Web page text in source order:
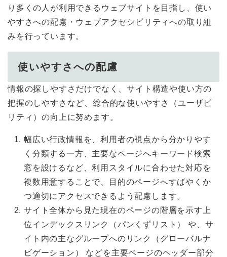
り多くの人が利用できるウェブサイトを目指し、使い
やすさへの配慮・ウェブアクセシビリティへの取り組
みを行っています。
使いやすさへの配慮
情報の探しやすさだけでなく、サイト構造や使い方の
把握のしやすさなど、総合的な使いやすさ（ユーザビ
リティ）の向上に努めます。
幅広い行政情報を、利用者の視点から分かりやす
く分類する一方、主要なページへキーワード検索
窓を設けるなど、利用スタイルに合わせた対応を
複数用意することで、目的のページへすばやくか
つ適切にアクセスできるよう配慮します。
サイト全体から見た現在のページの階層を示す上
位インデックスリンク（パンくずリスト） や、サ
イト内の主なグループへのリンク（グローバルナ
ビゲーション） などを主要ページのヘッダー部分